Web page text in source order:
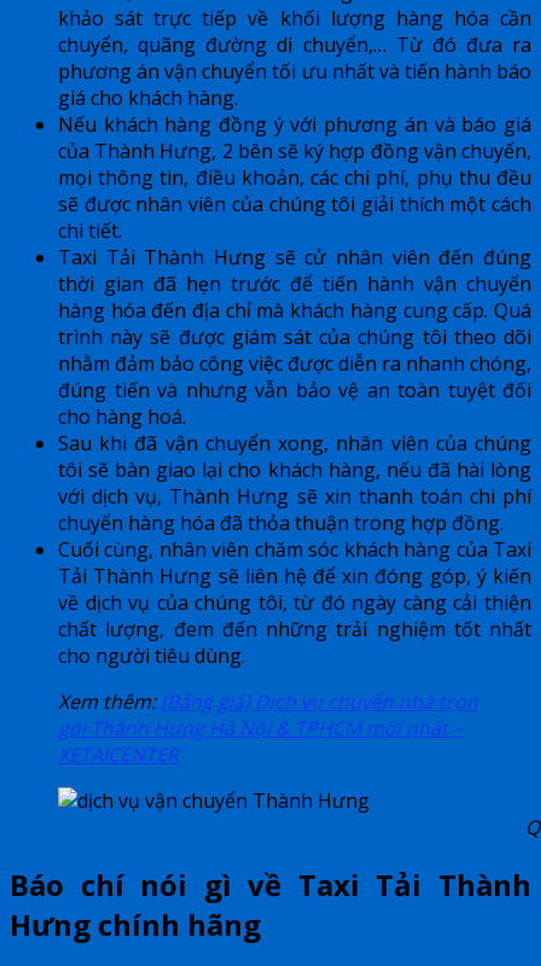
khảo sát trực tiếp về khối lượng hàng hóa cần
chuyển, quãng đường di chuyển,… Từ đó đưa ra
phương án vận chuyển tối ưu nhất và tiến hành báo
giá cho khách hàng.
Nếu khách hàng đồng ý với phương án và báo giá
của Thành Hưng, 2 bên sẽ ký hợp đồng vận chuyển,
mọi thông tin, điều khoản, các chi phí, phụ thu đều
sẽ được nhân viên của chúng tôi giải thích một cách
chi tiết.
Taxi Tải Thành Hưng sẽ cử nhân viên đến đúng
thời gian đã hẹn trước để tiến hành vận chuyển
hàng hóa đến địa chỉ mà khách hàng cung cấp. Quá
trình này sẽ được giám sát của chúng tôi theo dõi
nhằm đảm bảo công việc được diễn ra nhanh chóng,
đúng tiến và nhưng vẫn bảo vệ an toàn tuyệt đối
cho hàng hoá.
Sau khi đã vận chuyển xong, nhân viên của chúng
tôi sẽ bàn giao lại cho khách hàng, nếu đã hài lòng
với dịch vụ, Thành Hưng sẽ xin thanh toán chi phí
chuyển hàng hóa đã thỏa thuận trong hợp đồng.
Cuối cùng, nhân viên chăm sóc khách hàng của Taxi
Tải Thành Hưng sẽ liên hệ để xin đóng góp, ý kiến
về dịch vụ của chúng tôi, từ đó ngày càng cải thiện
chất lượng, đem đến những trải nghiệm tốt nhất
cho người tiêu dùng.
Xem thêm:[Bảng giá] Dịch vụ chuyển nhà trọn
gói Thành Hưng Hà Nội & TPHCM mới nhất –
XETAICENTER
Báo chí nói gì về Taxi Tải Thành
Hưng chính hãng